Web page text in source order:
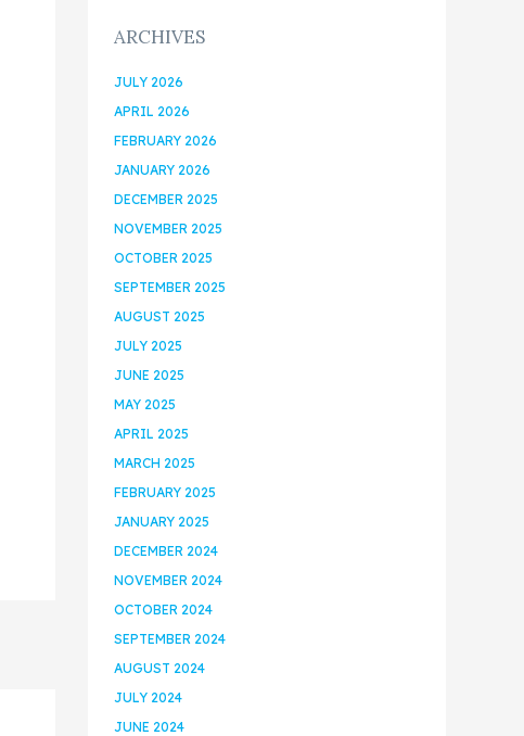
ARCHIVES
JULY 2026
APRIL 2026
FEBRUARY 2026
JANUARY 2026
DECEMBER 2025
NOVEMBER 2025
OCTOBER 2025
SEPTEMBER 2025
AUGUST 2025
JULY 2025
JUNE 2025
MAY 2025
APRIL 2025
MARCH 2025
FEBRUARY 2025
JANUARY 2025
DECEMBER 2024
NOVEMBER 2024
OCTOBER 2024
SEPTEMBER 2024
AUGUST 2024
JULY 2024
JUNE 2024